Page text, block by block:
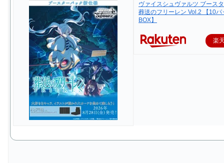
ヴァイスシュヴァルツ ブース
葬送のフリーレン Vol.2 【10パ
BOX】
楽